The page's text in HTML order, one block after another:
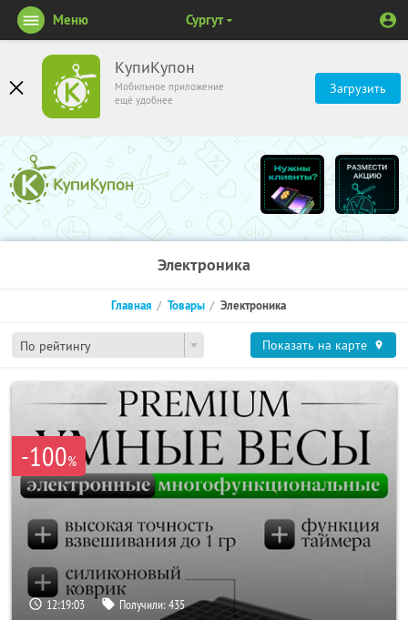
КупиКупон
Мобильное приложение
ещё удобнее
Загрузить
Меню Сургут
Электроника
По рейтингу
Главная Товары Электроника
Показать на карте
-100%
12:19:03 Получили:435